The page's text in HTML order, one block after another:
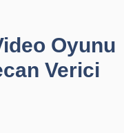
Oyunu
Verici